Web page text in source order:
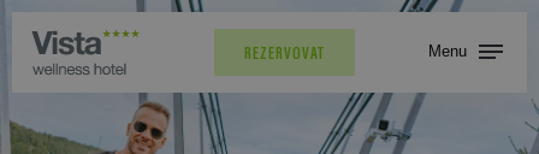
REZERVOVAT Menu